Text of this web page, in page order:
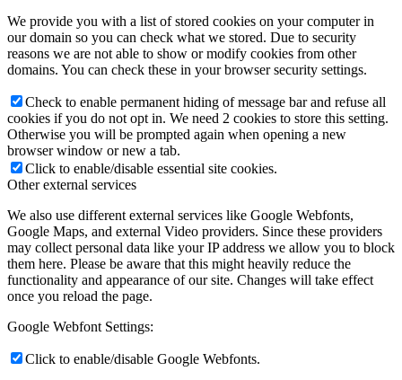
We provide you with a list of stored cookies on your computer in
our domain so you can check what we stored. Due to security
reasons we are not able to show or modify cookies from other
domains. You can check these in your browser security settings.
Check to enable permanent hiding of message bar and refuse all
cookies if you do not opt in. We need 2 cookies to store this setting.
Otherwise you will be prompted again when opening a new
browser window or new a tab.
Click to enable/disable essential site cookies.
Other external services
We also use different external services like Google Webfonts,
Google Maps, and external Video providers. Since these providers
may collect personal data like your IP address we allow you to block
them here. Please be aware that this might heavily reduce the
functionality and appearance of our site. Changes will take effect
once you reload the page.
Google Webfont Settings:
Click to enable/disable Google Webfonts.